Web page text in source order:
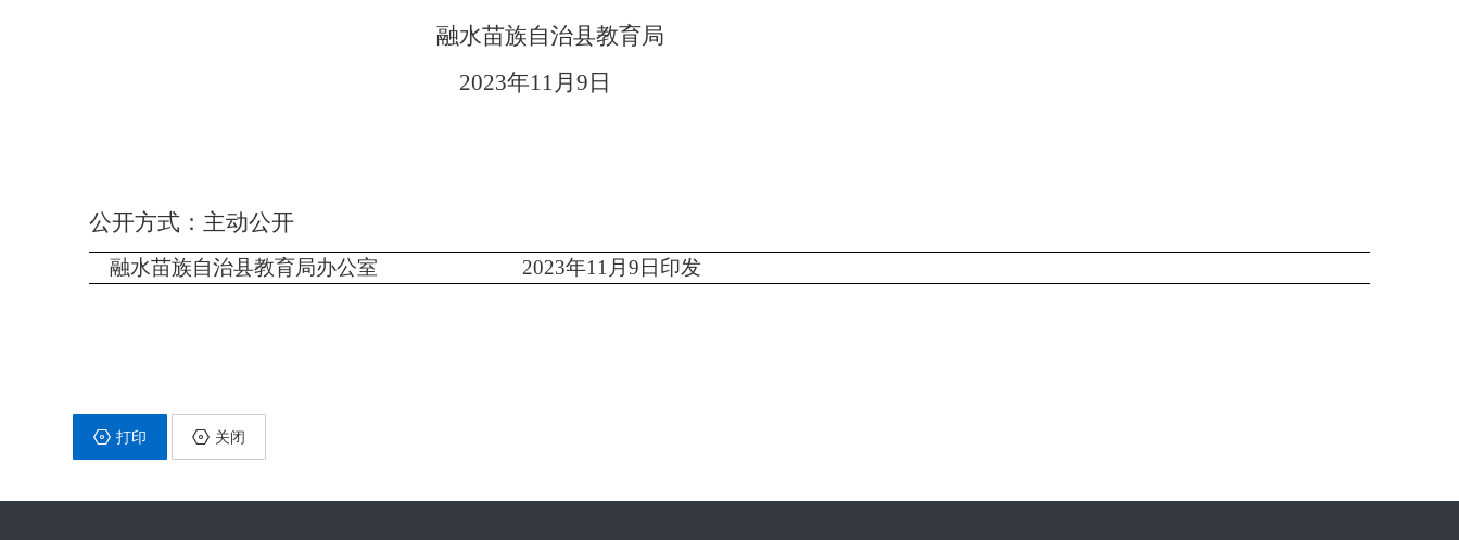
融水苗族自治县教育局
2023年11月 9 日
公开方式 ：主动公开
融水苗族自治县教育局办公室 2023年11 月 9 日印发
打印 关闭